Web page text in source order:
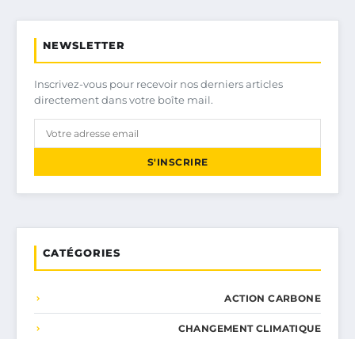
NEWSLETTER
Inscrivez-vous pour recevoir nos derniers articles
directement dans votre boîte mail.
S'INSCRIRE
CATÉGORIES
ACTION CARBONE
CHANGEMENT CLIMATIQUE